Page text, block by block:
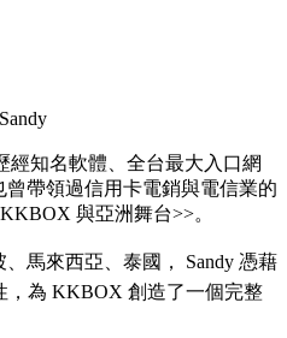
知名軟體、全台最大入口網
帶領過信用卡電銷與電信業的
與亞洲舞台>>。
馬來西亞、泰國， Sandy 憑藉
，為 KKBOX 創造了一個完整